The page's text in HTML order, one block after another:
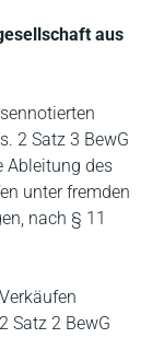
aus
2 Satz 3 BewG
Ableitung des
unter fremden
nach § 11
Satz 2 BewG